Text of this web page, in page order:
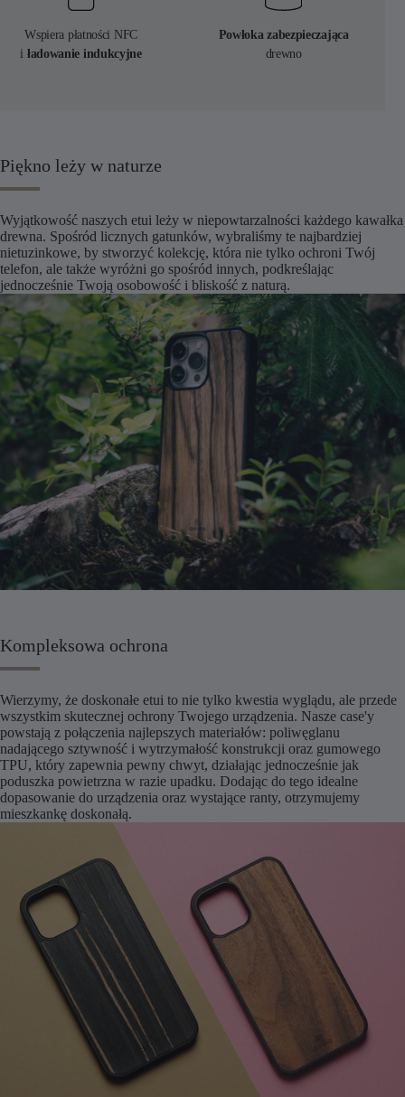
Wspiera płatności NFC
i ładowanie indukcyjne
Powłoka zabezpieczająca
drewno
Piękno leży w naturze
Wyjątkowość naszych etui leży w niepowtarzalności każdego kawałka
drewna. Spośród licznych gatunków, wybraliśmy te najbardziej
nietuzinkowe, by stworzyć kolekcję, która nie tylko ochroni Twój
telefon, ale także wyróżni go spośród innych, podkreślając
jednocześnie Twoją osobowość i bliskość z naturą.
Kompleksowa ochrona
Wierzymy, że doskonałe etui to nie tylko kwestia wyglądu, ale przede
wszystkim skutecznej ochrony Twojego urządzenia. Nasze case'y
powstają z połączenia najlepszych materiałów: poliwęglanu
nadającego sztywność i wytrzymałość konstrukcji oraz gumowego
TPU, który zapewnia pewny chwyt, działając jednocześnie jak
poduszka powietrzna w razie upadku. Dodając do tego idealne
dopasowanie do urządzenia oraz wystające ranty, otrzymujemy
mieszkankę doskonałą.